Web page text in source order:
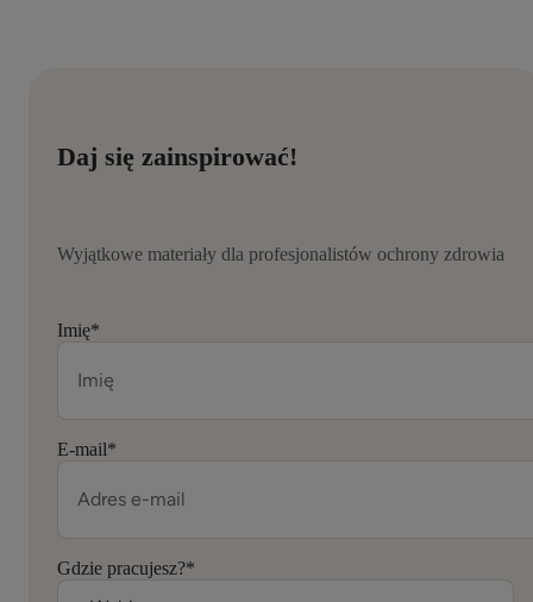
Daj się zainspirować!
Wyjątkowe materiały dla profesjonalistów ochrony zdrowia
Imię*
E-mail*
Gdzie pracujesz?*